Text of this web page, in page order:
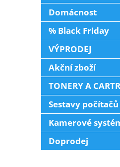
Domácnost
% Black Friday
VÝPRODEJ
Akční zboží
TONERY A
Sestavy
Kamerové
Doprodej